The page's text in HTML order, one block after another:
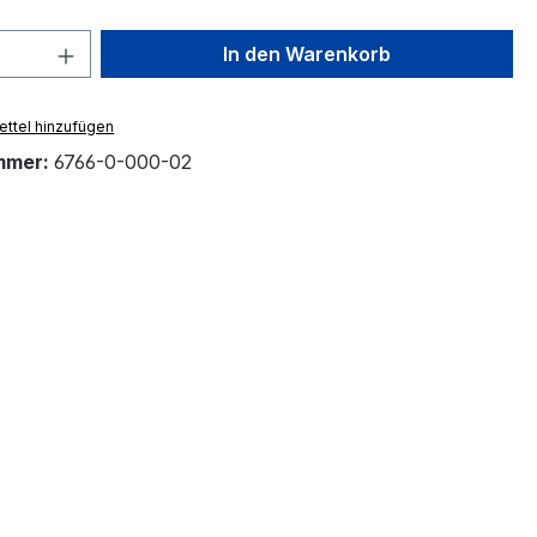
Anzahl: Gib den gewünschten Wert
In den Warenkorb
hinzufügen
6766-0-000-02